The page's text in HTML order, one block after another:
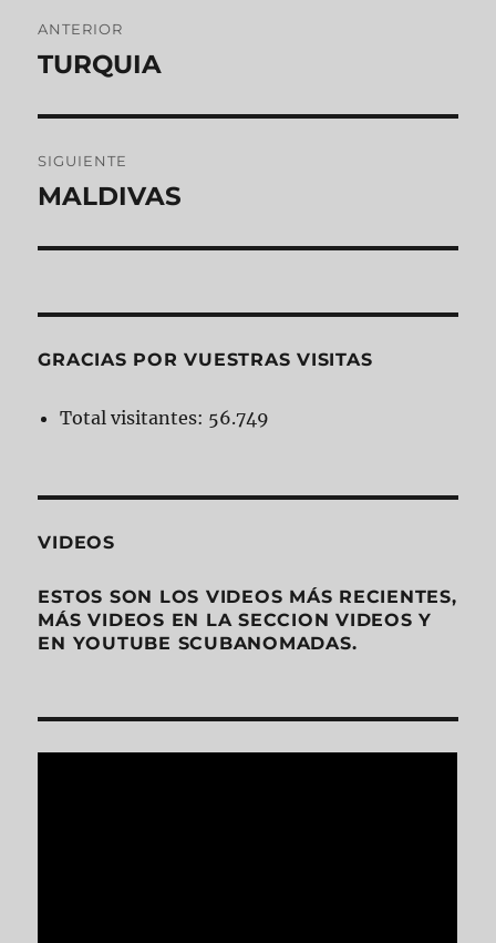
de
ANTERIOR
Entrada
TURQUIA
SIGUIENTE
Entrada
MALDIVAS
GRACIAS POR VUESTRAS VISITAS
Total visitantes: 56.749
VIDEOS
ESTOS SON LOS VIDEOS MÁS RECIENTES,
MÁS VIDEOS EN LA SECCION VIDEOS Y
EN YOUTUBE SCUBANOMADAS.